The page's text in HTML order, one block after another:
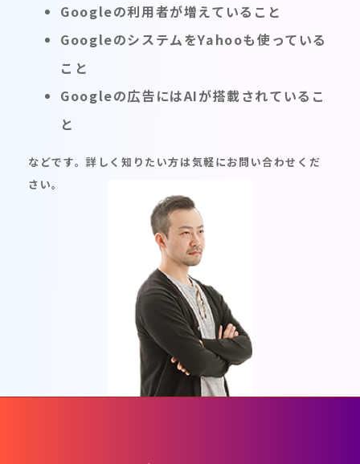
Googleの利用者が増えていること
GoogleのシステムをYahooも使っている
こと
Googleの広告にはAIが搭載されているこ
と
などです。詳しく知りたい方は気軽にお問い合わせくだ
さい。